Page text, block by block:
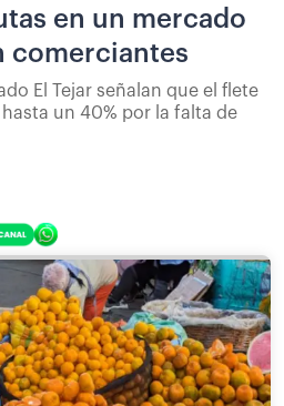
en un mercado
comerciantes
El Tejar señalan que el flete
un 40% por la falta de